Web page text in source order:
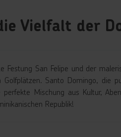
Vielfalt der
San Felipe und der
Santo Domingo, die
Mischung aus Kultur,
Republik!